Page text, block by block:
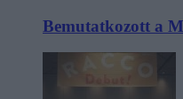
Bemutatkozott a